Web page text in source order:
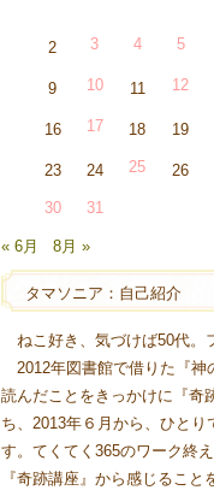
2
3 4 5
9 10 11 12
16 17 18 19
23 24 25 26
30 31
« 6月 8月 »
タマソニア：自己紹介
ねこ好き、気づけば50代。
2012年図書館で借りた『神
読んだことをきっかけに『奇
ち、2013年６月から、ひとり
す。てくてく365のワーク終え
『奇跡講座』から感じること